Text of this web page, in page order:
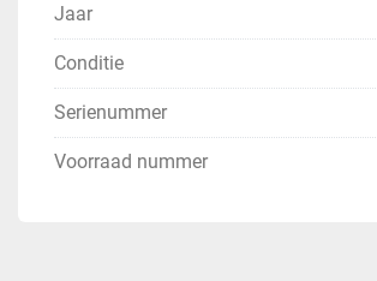
Jaar
Conditie
Serienummer
Voorraad nummer